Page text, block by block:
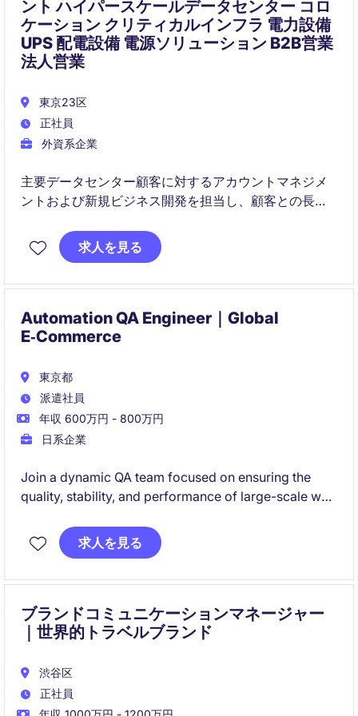
ント ハイパースケールデータセンター コロ
ケーション クリティカルインフラ 電力設備
UPS 配電設備 電源ソリューション B2B営業
法人営業
東京23区
正社員
外資系企業
主要データセンター顧客に対するアカウントマネジメ
ントおよび新規ビジネス開発を担当し、顧客との長期
求人を見る
Automation QA Engineer｜Global
E‑Commerce
東京都
派遣社員
年収 600万円 - 800万円
日系企業
Join a dynamic QA team focused on ensuring the
quality, stability, and performance of large-scale web
automation. This role involves designing test
strategies, developing automation frameworks, and
求人を見る
ブランドコミュニケーションマネージャー
｜世界的トラベルブランド
渋谷区
正社員